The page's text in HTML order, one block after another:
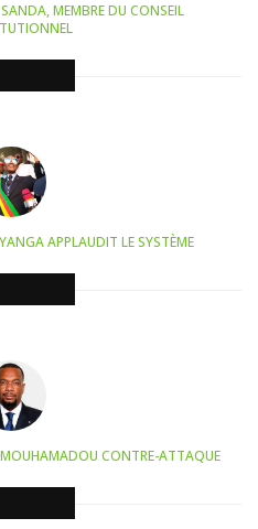
MEMBRE DU CONSEIL
APPLAUDIT LE SYSTÈME
CONTRE-ATTAQUE